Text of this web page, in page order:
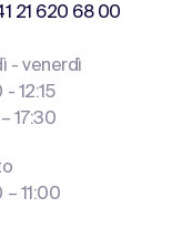
21 620 68 00
- venerdì
12:15
17:30
11:00